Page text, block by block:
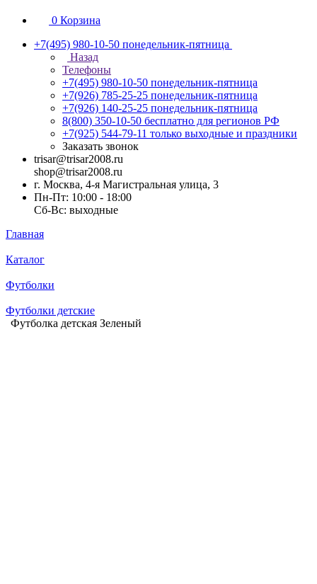
0 Корзина
+7(495) 980-10-50 понедельник-пятница
Назад
Телефоны
+7(495) 980-10-50 понедельник-пятница
+7(926) 785-25-25 понедельник-пятница
+7(926) 140-25-25 понедельник-пятница
8(800) 350-10-50 бесплатно для регионов РФ
+7(925) 544-79-11 только выходные и праздники
Заказать звонок
trisar@trisar2008.ru
shop@trisar2008.ru
г. Москва, 4-я Магистральная улица, 3
Пн-Пт: 10:00 - 18:00
Сб-Вс: выходные
Главная
Каталог
Футболки
Футболки детские
Футболка детская Зеленый